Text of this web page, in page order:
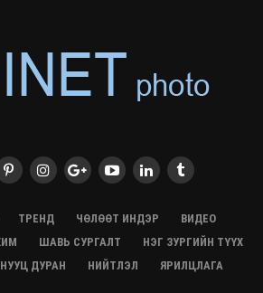
ТРЕНД ЧӨЛӨӨТ ИНДЭР
ВИДЕО
ШАВЬ СУРГАЛТ
НЭГ ЗУРГИЙН ТҮҮХ
НУУЦ ДУРАН НИЙТЛЭЛ ЯРИЛЦЛАГА